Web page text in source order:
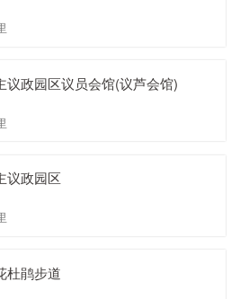
议政园区议员会馆(议芦会馆)
议政园区
杜鹃步道